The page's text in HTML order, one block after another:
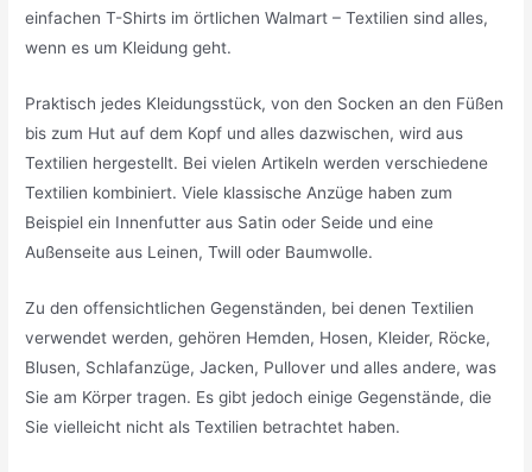
einfachen T-Shirts im örtlichen Walmart – Textilien sind alles,
wenn es um Kleidung geht.
Praktisch jedes Kleidungsstück, von den Socken an den Füßen
bis zum Hut auf dem Kopf und alles dazwischen, wird aus
Textilien hergestellt. Bei vielen Artikeln werden verschiedene
Textilien kombiniert. Viele klassische Anzüge haben zum
Beispiel ein Innenfutter aus Satin oder Seide und eine
Außenseite aus Leinen, Twill oder Baumwolle.
Zu den offensichtlichen Gegenständen, bei denen Textilien
verwendet werden, gehören Hemden, Hosen, Kleider, Röcke,
Blusen, Schlafanzüge, Jacken, Pullover und alles andere, was
Sie am Körper tragen. Es gibt jedoch einige Gegenstände, die
Sie vielleicht nicht als Textilien betrachtet haben.